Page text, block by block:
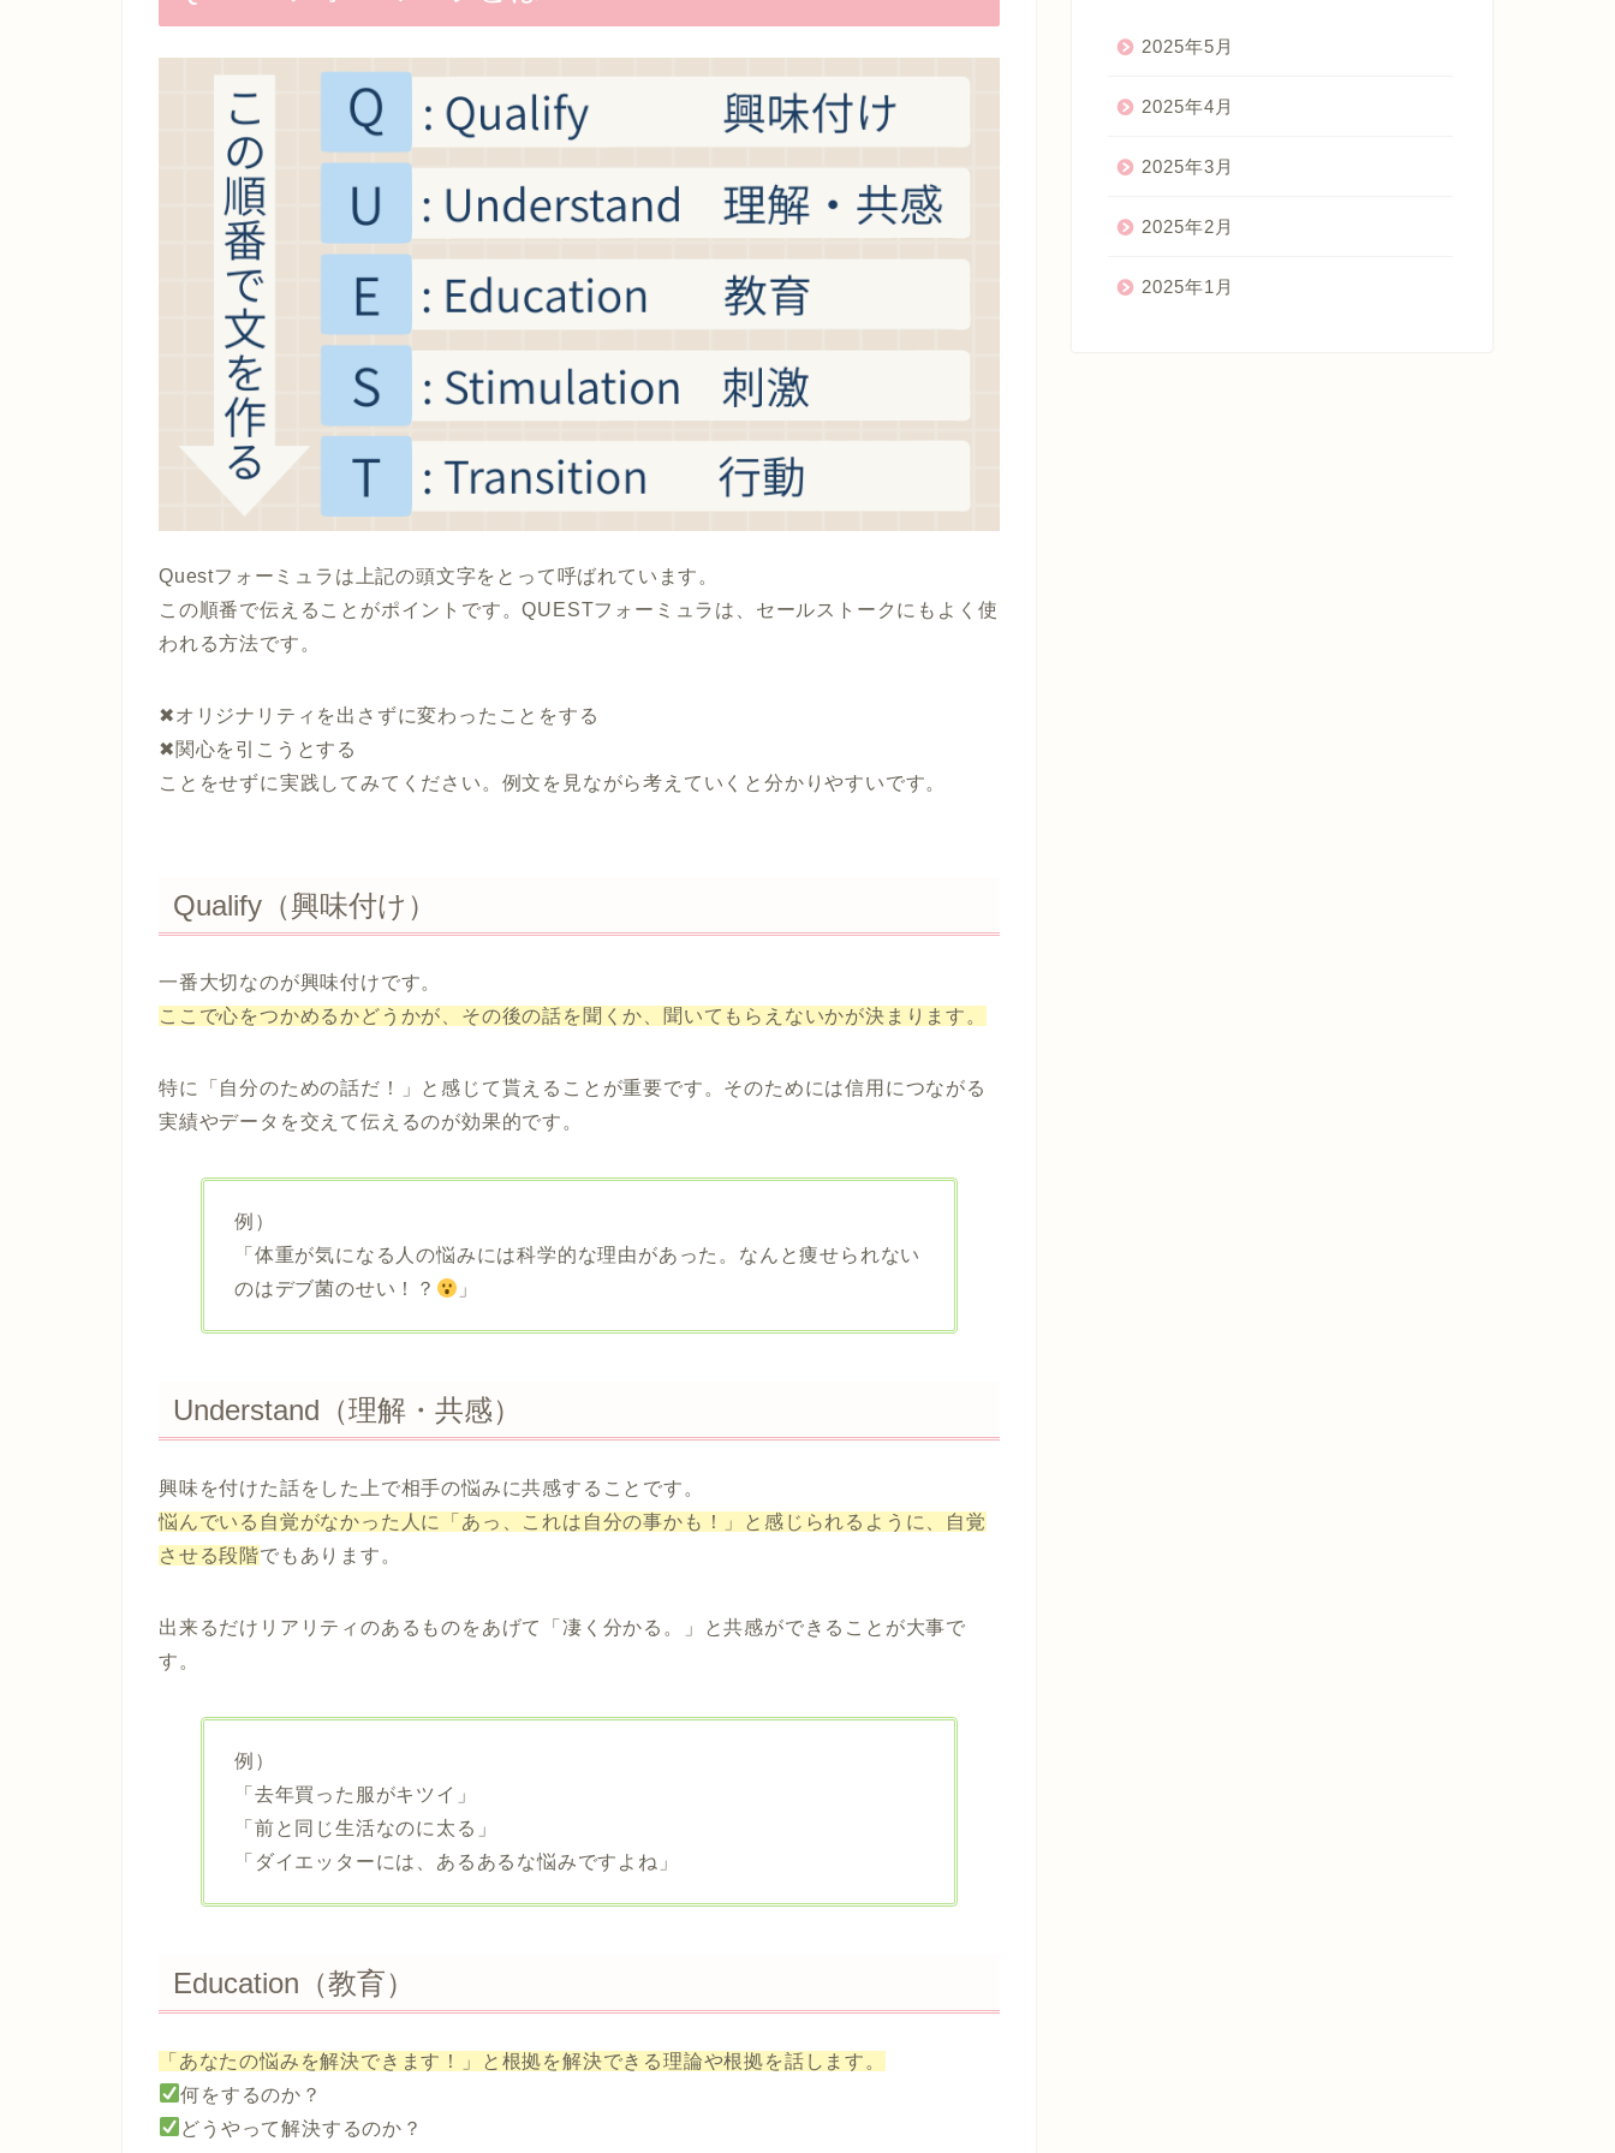
Questフォーミュラは上記の頭文字をとって呼ばれています。
この順番で伝えることがポイントです。QUESTフォーミュラは、セールストークにもよく使
われる方法です。
✖オリジナリティを出さずに変わったことをする
✖関心を引こうとする
ことをせずに実践してみてください。 例文を見ながら考えていくと分かりやすいです。
Qualify（興味付け）
一番大切なのが興味付けです。
ここで心をつかめるかどうかが、その後の話を聞くか、聞いてもらえないかが決まります。
特に「自分のための話だ！」と感じて貰えることが重要です。そのためには信用につながる
実績やデータを交えて伝えるのが効果的です。
例）
「体重が気になる人の悩みには科学的な理由があった。なんと痩せられない
のはデブ菌のせい！？
」
Understand（理解・共感）
興味を付けた話をした上で相手の悩みに共感することです。
悩んでいる自覚がなかった人に「あっ、これは自分の事かも！」と感じられるように、自覚
させる段階でもあります。
出来るだけリアリティのあるものをあげて「凄く分かる。」と共感ができることが大事で
す。
例）
「去年買った服がキツイ」
「前と同じ生活なのに太る」
「ダイエッターには、あるあるな悩みですよね」
Education（教育）
「あなたの悩みを解決できます！」と根拠を解決できる理論や根拠を話します。
何をするのか？
どうやって解決するのか？
2025年5月
2025年4月
2025年3月
2025年2月
2025年1月